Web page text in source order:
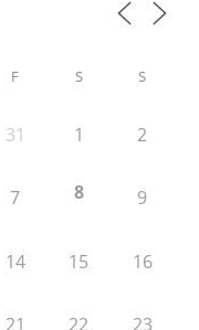
F S S
31 1 2
7 8 9
14 15 16
21 22 23